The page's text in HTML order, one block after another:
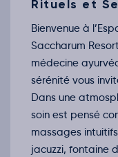
Rituels et
Bienvenue à
Saccharum
médecine
sérénité vous
Dans une
soin est pensé
massages
jacuzzi, fontaine